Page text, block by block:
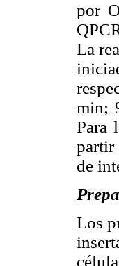
por
La
min;
Para
partir
de
Los